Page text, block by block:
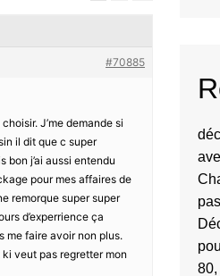
#70885
J’me demande si
il dit que c super
bon j’ai aussi entendu
pour mes affaires de
remorque super super
d’experrience ça
me faire avoir non plus.
veut pas regretter mon
80,